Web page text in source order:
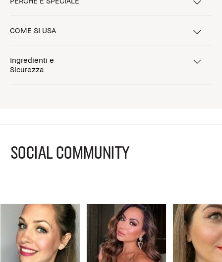
COME SI USA
Ingredienti e
Sicurezza
SOCIAL COMMUNITY